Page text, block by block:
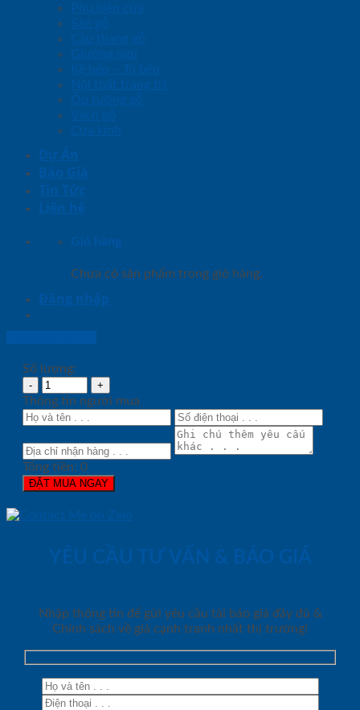
Phụ kiện cửa
Sàn gỗ
Cầu thang gỗ
Giường ngủ
Kệ bếp – Tủ bếp
Nội thất trang trí
Ốp tường gỗ
Vách gỗ
Cửa kính
Dự Án
Báo Giá
Tin Tức
Liên hệ
Giỏ hàng
Chưa có sản phẩm trong giỏ hàng.
Đăng nhập
Số lượng:
Thông tin người mua
Tổng tiền: 0
ĐẶT MUA NGAY
YÊU CẦU TƯ VẤN & BÁO GIÁ
Nhập thông tin để gửi yêu cầu tải báo giá đầy đủ &
Chính sách về giá cạnh tranh nhất thị trường!